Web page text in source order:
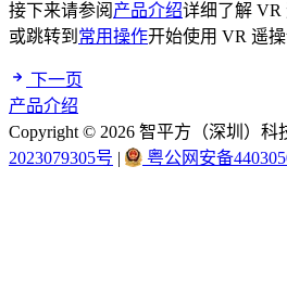
接下来请参阅 产品介绍详细了解 VR
或跳转到 常用操作开始使用 VR 遥
下一页
产品介绍
Copyright © 2026 智平方（深圳）科
2023079305号 | 粤公网安备